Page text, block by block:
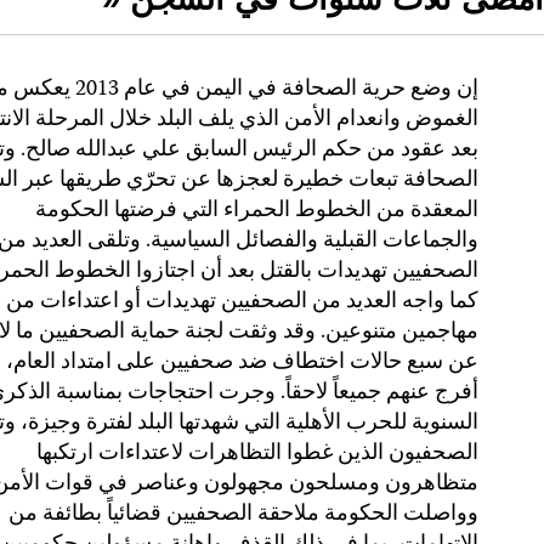
إن وضع حرية الصحافة في اليمن في
الغموض وانعدام الأمن الذي يلف البلد خلال المرحلة
بعد عقود من حكم الرئيس السابق علي عبدالله صالح.
الصحافة تبعات خطيرة لعجزها عن تحرّي طريقها عبر
المعقدة من الخطوط الحمراء التي فرضتها الحكومة
والجماعات القبلية والفصائل السياسية. وتلقى العديد
الصحفيين تهديدات بالقتل بعد أن اجتازوا الخطوط
كما واجه العديد من الصحفيين تهديدات أو اعتداءات من
مهاجمين متنوعين. وقد وثقت لجنة حماية الصحفيين ما
عن سبع حالات اختطاف ضد صحفيين على امتداد العام،
أفرج عنهم جميعاً لاحقاً. وجرت احتجاجات بمناسبة
السنوية للحرب الأهلية التي شهدتها البلد لفترة
الصحفيون الذين غطوا التظاهرات لاعتداءات ارتكبها
متظاهرون ومسلحون مجهولون وعناصر في قوات
وواصلت الحكومة ملاحقة الصحفيين قضائياً بطائفة من